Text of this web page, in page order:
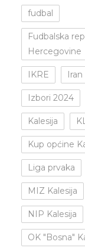
fudbal
Fudbalska
Hercegovine
IKRE Iran
Izbori 2024
Kalesija
Kup općine
Liga prvaka
MIZ Kalesija
NIP Kalesija
OK "Bosna"